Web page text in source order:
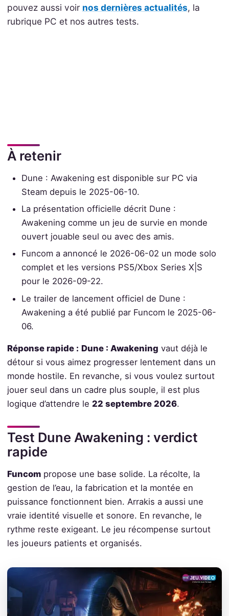
pouvez aussi voir nos dernières actualités, la
rubrique PC et nos autres tests.
À retenir
Dune : Awakening est disponible sur PC via
Steam depuis le 2025-06-10.
La présentation officielle décrit Dune :
Awakening comme un jeu de survie en monde
ouvert jouable seul ou avec des amis.
Funcom a annoncé le 2026-06-02 un mode solo
complet et les versions PS5/Xbox Series X|S
pour le 2026-09-22.
Le trailer de lancement officiel de Dune :
Awakening a été publié par Funcom le 2025-06-
06.
Réponse rapide : Dune : Awakening vaut déjà le
détour si vous aimez progresser lentement dans un
monde hostile. En revanche, si vous voulez surtout
jouer seul dans un cadre plus souple, il est plus
logique d’attendre le 22 septembre 2026.
Test Dune Awakening : verdict
rapide
Funcompropose une base solide. La récolte, la
gestion de l’eau, la fabrication et la montée en
puissance fonctionnent bien. Arrakis a aussi une
vraie identité visuelle et sonore. En revanche, le
rythme reste exigeant. Le jeu récompense surtout
les joueurs patients et organisés.